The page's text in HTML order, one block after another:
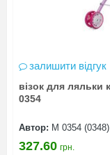
залишити відгук
візок для ляльки кольори тканини в асортименті m
0354
Автор: M 0354 (0348)
327.60 грн.